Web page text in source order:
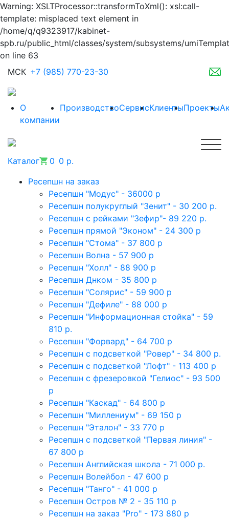
Warning: XSLTProcessor::transformToXml(): xsl:call-
template: misplaced text element in
/home/q/q9323917/kabinet-
spb.ru/public_html/classes/system/subsystems/
on line 63
МСК +7 (985) 770-23-30
О
компании
ПроизводствоСервисКлиентыПроекты
Каталог 0 0 р.
Ресепшн на заказ
Ресепшн "Модус" - 36000 р
Ресепшн полукруглый "Зенит" - 30 200 р.
Ресепшн с рейками "Зефир"- 89 220 р.
Ресепшн прямой "Эконом" - 24 300 р
Ресепшн "Стома" - 37 800 р
Ресепшн Волна - 57 900 р
Ресепшн "Холл" - 88 900 р
Ресепшн Днком - 35 800 р
Ресепшн "Солярис" - 59 900 р
Ресепшн "Дефиле" - 88 000 р
Ресепшн "Информационная стойка" - 59
810 р.
Ресепшн "Форвард" - 64 700 р
Ресепшн с подсветкой "Ровер" - 34 800 р.
Ресепшн с подсветкой "Лофт" - 113 400 р
Ресепшн с фрезеровкой "Гелиос" - 93 500
р
Ресепшн "Каскад" - 64 800 р
Ресепшн "Миллениум" - 69 150 р
Ресепшн "Эталон" - 33 770 р
Ресепшн с подсветкой "Первая линия" -
67 800 р
Ресепшн Английская школа - 71 000 р.
Ресепшн Волейбол - 47 600 р
Ресепшн "Танго" - 41 000 р
Ресепшн Остров № 2 - 35 110 р
Ресепшн на заказ "Pro" - 173 880 р